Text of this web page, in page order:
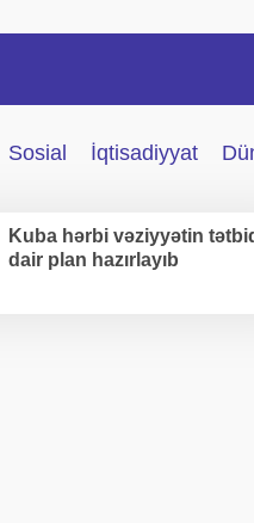
Sosial İqtisadiyyat
Kuba hərbi vəziyyətin
dair plan hazırlayıb